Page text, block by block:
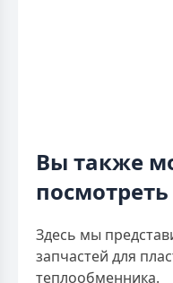
Вы также
посмотреть
Здесь мы
запчастей для
теплообменника.